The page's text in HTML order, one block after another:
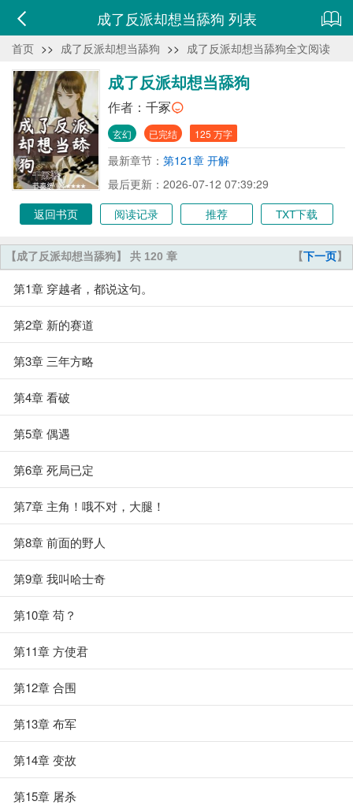
成了反派却想当舔狗 列表
首页 >> 成了反派却想当舔狗 >> 成了反派却想当舔狗全文阅读
成了反派却想当舔狗
作者： 千冢
玄幻 已完结 125 万字
最新章节： 第121章 开解
最后更新：2026-07-12 07:39:29
返回书页
阅读记录 推荐 TXT下载
【下一页】
【成了反派却想当舔狗】 共 120 章
第1章 穿越者，都说这句。
第2章 新的赛道
第3章 三年方略
第4章 看破
第5章 偶遇
第6章 死局已定
第7章 主角！哦不对，大腿！
第8章 前面的野人
第9章 我叫哈士奇
第10章 苟？
第11章 方使君
第12章 合围
第13章 布军
第14章 变故
第15章 屠杀